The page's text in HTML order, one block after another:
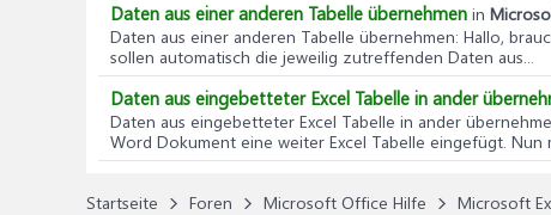
Daten aus einer anderen Tabelle übernehmen in
Daten aus einer anderen Tabelle übernehmen: Hallo,
sollen automatisch die jeweilig zutreffenden Daten aus...
Daten aus eingebetteter Excel Tabelle in ander
Daten aus eingebetteter Excel Tabelle in ander
Word Dokument eine weiter Excel Tabelle eingefügt. Nun
Startseite Foren Microsoft Office Hilfe Microsoft